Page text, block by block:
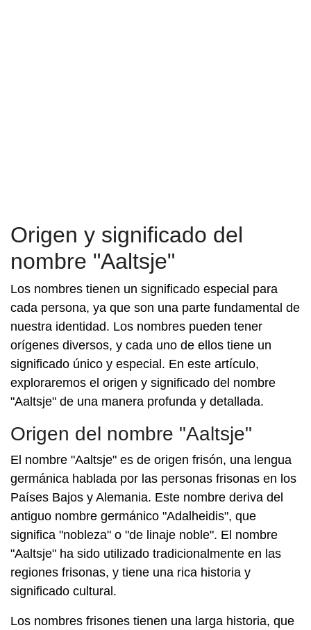
Origen y significado del
nombre "Aaltsje"
Los nombres tienen un significado especial para
cada persona, ya que son una parte fundamental de
nuestra identidad. Los nombres pueden tener
orígenes diversos, y cada uno de ellos tiene un
significado único y especial. En este artículo,
exploraremos el origen y significado del nombre
"Aaltsje" de una manera profunda y detallada.
Origen del nombre "Aaltsje"
El nombre "Aaltsje" es de origen frisón, una lengua
germánica hablada por las personas frisonas en los
Países Bajos y Alemania. Este nombre deriva del
antiguo nombre germánico "Adalheidis", que
significa "nobleza" o "de linaje noble". El nombre
"Aaltsje" ha sido utilizado tradicionalmente en las
regiones frisonas, y tiene una rica historia y
significado cultural.
Los nombres frisones tienen una larga historia, que